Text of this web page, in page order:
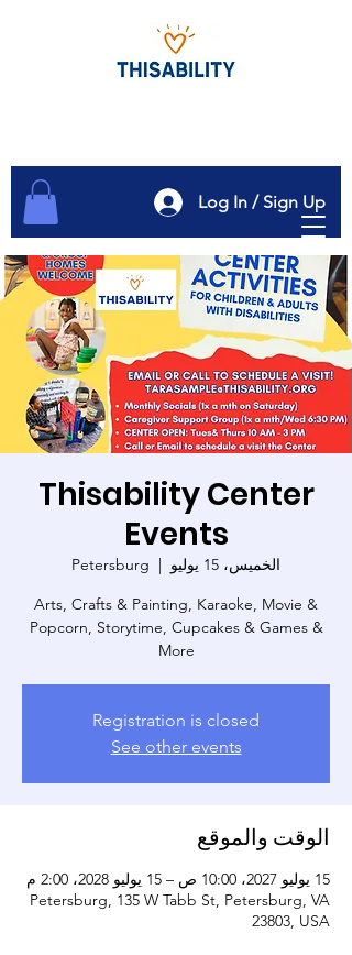
Log In / Sign Up
Thisability Center
Events
الخميس، 15 يوليو
  |
Petersburg
Arts, Crafts & Painting, Karaoke, Movie &
Popcorn, Storytime, Cupcakes & Games &
More
Registration is closed
See other events
الوقت والموقع
15 يوليو 2027، 10:00 ص – 15 يوليو 2028، 2:00 م
Petersburg, 135 W Tabb St, Petersburg, VA
23803, USA